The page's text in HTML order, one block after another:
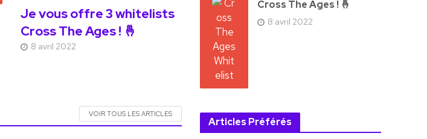
Je vous offre 3 whitelists
Cross The Ages ! 🤞
8 avril 2022
VOIR TOUS LES ARTICLES
Cross The Ages ! 🤞
8 avril 2022
Articles Préférés